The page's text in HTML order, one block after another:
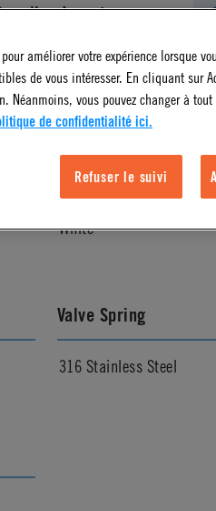
Insert
Color
White
Valve Spring
316 Stainless Steel
améliorer votre expérience lorsque
de vous intéresser. En cliquant sur
Néanmoins, vous pouvez changer à
de confidentialité ici.
Refuser le suivi